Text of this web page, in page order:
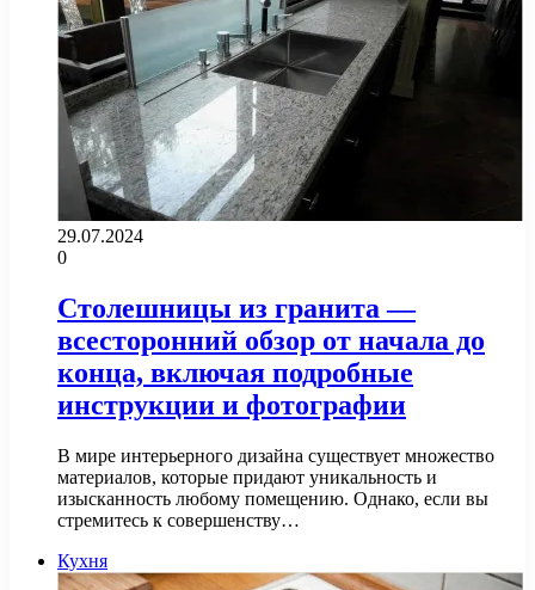
29.07.2024
0
Столешницы из гранита —
всесторонний обзор от начала до
конца, включая подробные
инструкции и фотографии
В мире интерьерного дизайна существует множество
материалов, которые придают уникальность и
изысканность любому помещению. Однако, если вы
стремитесь к совершенству…
Кухня